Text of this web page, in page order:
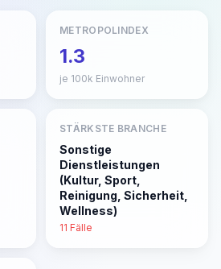
METROPOLINDEX
1.3
je 100k Einwohner
STÄRKSTE BRANCHE
Sonstige
Dienstleistungen
(Kultur, Sport,
Reinigung, Sicherheit,
Wellness)
11 Fälle